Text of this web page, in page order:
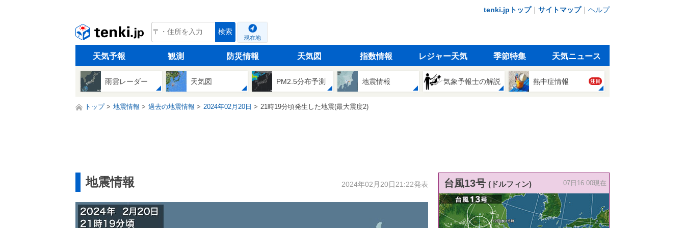
tenki.jpトップ｜ サイトマップ｜ ヘルプ
tenki.jp 検索
現在地
天気予報 観測 防災情報 天気図 指数情報 レジャー天気 季節特集 天気ニュース
雨雲レーダー 天気図 PM2.5分布予測 地震情報 気象予報士の解説 熱中症情報 注目
トップ 地震情報 過去の地震情報 2024年02月20日 21時19分頃発生した地震(最大震度2)
地震情報 2024年02月20日21:22発表 台風13号 (ドルフィン) 07日16:00現在